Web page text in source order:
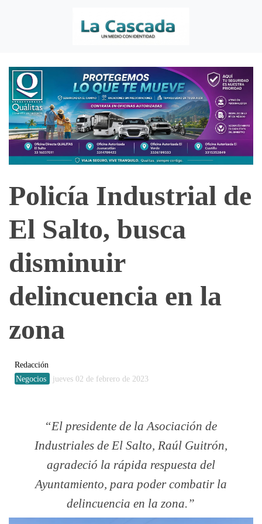
Policía Industrial de
El Salto, busca
disminuir
delincuencia en la
zona
Redacción
Negocios
jueves 02 de febrero de 2023
El presidente de la Asociación de
Industriales de El Salto, Raúl Guitrón,
agradeció la rápida respuesta del
Ayuntamiento, para poder combatir la
delincuencia en la zona.